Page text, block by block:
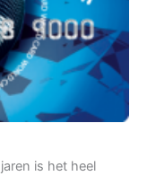
is het heel